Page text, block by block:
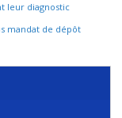
leur diagnostic
mandat de dépôt